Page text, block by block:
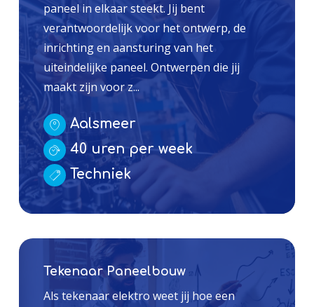
paneel in elkaar steekt. Jij bent
verantwoordelijk voor het ontwerp, de
inrichting en aansturing van het
uiteindelijke paneel. Ontwerpen die jij
maakt zijn voor z...
Aalsmeer
40 uren per week
Techniek
Tekenaar Paneelbouw
Als tekenaar elektro weet jij hoe een